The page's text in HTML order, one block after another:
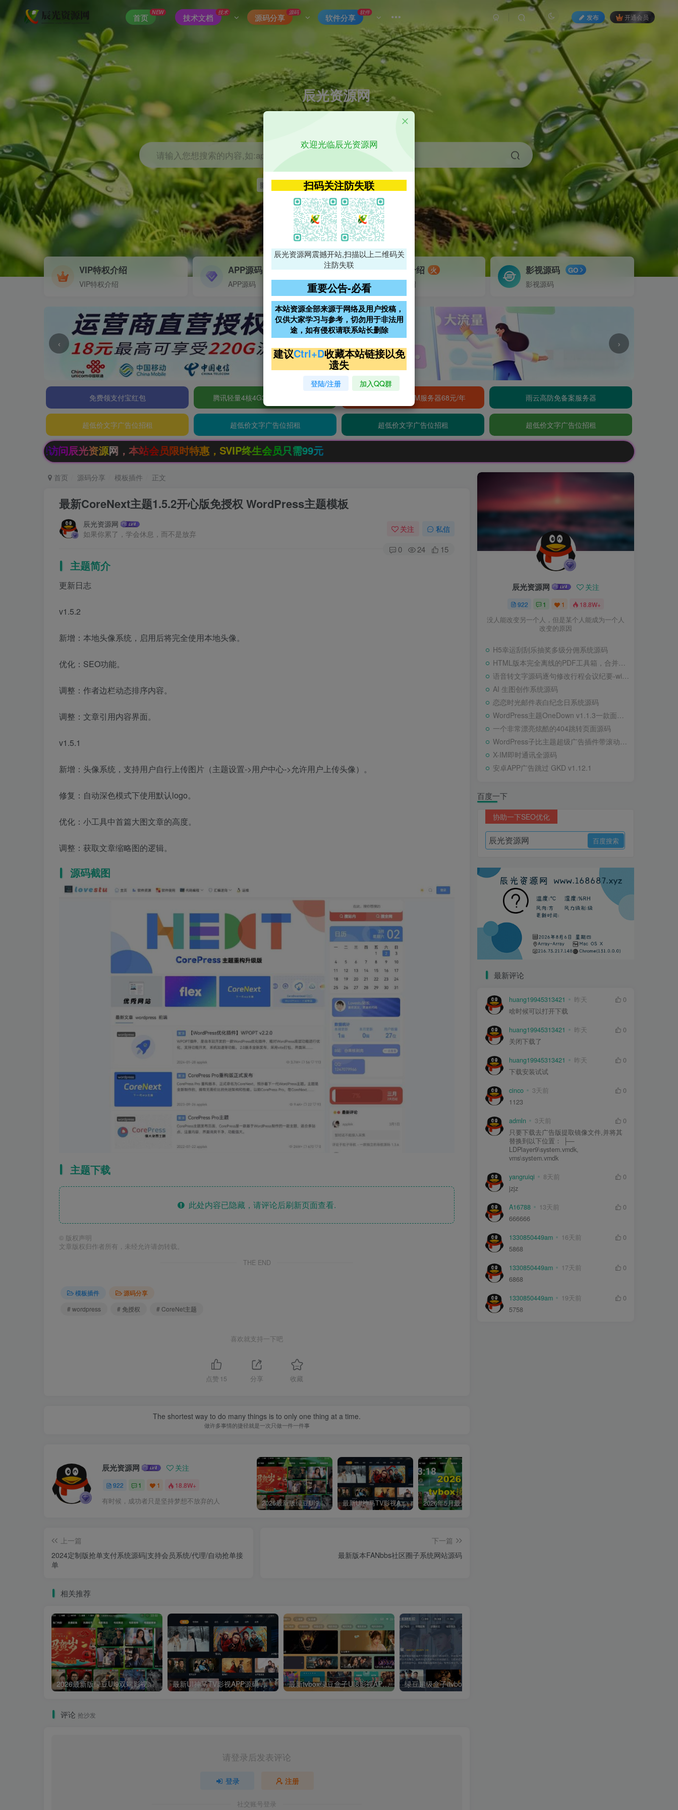
首页
NEW
技术文档
技术
源码分享
源码
软件分享
软件
发布 开通会员
辰光资源网
优质的网络资源分享平台
请输入您想搜索的内容,如:app源码
影视 神马 getapp 原神
VIP特权介绍
VIP特权介绍
APP源码
APP源码
VIP特权介绍 火
VIP特权介绍
影视源码 GO
影视源码
‹ ›
免费领支付宝红包 腾讯轻量4核4G3M服务器38元/年 阿里云2核2G200M服务器68元/年 雨云高防免备案服务器
超低价文字广告位招租 超低价文字广告位招租 超低价文字广告位招租 超低价文字广告位招租
，本站会员限时特惠，SVIP终生会员只需99元
首页 源码分享 模板插件 正文
最新CoreNext主题1.5.2开心版免授权 WordPress主题模板
辰光资源网
如果你累了，学会休息，而不是放弃
关注 私信
0 24 15
主题简介
更新日志
v1.5.2
新增：本地头像系统，启用后将完全使用本地头像。
优化：SEO功能。
调整：作者边栏动态排序内容。
调整：文章引用内容界面。
v1.5.1
新增：头像系统，支持用户自行上传图片（主题设置->用户中心->允许用户上传头像）。
修复：自动深色模式下使用默认logo。
优化：小工具中首篇大图文章的高度。
调整：获取文章缩略图的逻辑。
源码截图
主题下载
此处内容已隐藏，请评论后刷新页面查看.
© 版权声明
文章版权归作者所有，未经允许请勿转载。
THE END
模板插件
源码分享
# wordpress
# 免授权 # CoreNet主题
喜欢就支持一下吧
点赞 15 分享 收藏
The shortest way to do many things is to only one thing at a time.
做许多事情的捷径就是一次只做一件一件事
辰光资源网 关注
922 1 1 18.8W+
有时候，成功者只是坚持梦想不放弃的人 2026最新版绿豆UI9双端影视APP源码 最新UI神马TV影视APP源码 乐檬影视苹果CMS后台 包含前后端源码
上一篇
2024定制版抢单支付系统源码|支持会员系统/代理/自动抢单接
单
下一篇
最新版本FANbbs社区圈子系统网站源码
相关推荐
2026最新版绿豆UI9双端影视APP源码 最新UI神马TV影视APP源码 乐檬影视苹果CMS后台 包含前后端源码 最新tvbox绿豆盒子UI8影视APP源码新增后台添加直播及加密功能 TV端影视APP反编译源码支持会员系统/代理系统/直播/自带免签收款/批量生成卡密
评论 抢沙发
请登录后发表评论
登录 注册
社交账号登录
辰光资源网 关注
922 1 1 18.8W+
没人能改变另一个人，但是某个人能成为一个人
改变的原因
H5幸运刮刮乐抽奖多级分佣系统源码
HTML版本完全离线的PDF工具箱，合并、拆分、旋转、删除、PDF转图片、图片转PDF
语音转文字源码逐句修改行程会议纪要-wisper版本
AI 生图创作系统源码
恋恋时光邮件表白纪念日系统源码
WordPress主题OneDown v1.1.3一款面向个人站长的资源下载、技术教程、内容资讯类站点的 WordPress 主题
一个非常漂亮炫酷的404跳转页面源码
WordPress子比主题超级广告插件带滚动公告
X-IM即时通讯全源码
安卓APP广告跳过 GKD v1.12.1
百度一下
协助一下SEO优化
最新评论
huang19945313421 昨天
0
啥时候可以打开下载
huang19945313421 昨天
0
关闭下载了
huang19945313421 昨天
0
下载安装试试
cinco 3天前
0
1123
admln 3天前
0
只要下载去广告版提取镜像文件,并将其
替换到以下位置： ├—
LDPlayer9\system.vmdk,
vms\system.vmdk
yangruiqi 8天前
0
jzjz
A16788 13天前
0
666666
1330850449am 16天前
0
5868
1330850449am 17天前
0
6868
1330850449am 19天前
0
5758
欢迎光临辰光资源网
扫码关注防失联
辰光资源网震撼开站,扫描以上二维码关
注防失联
重要公告-必看
本站资源全部来源于网络及用户投稿，
仅供大家学习与参考，切勿用于非法用
途，如有侵权请联系站长删除
建议Ctrl+D收藏本站链接以免
遗失
登陆/注册 加入QQ群